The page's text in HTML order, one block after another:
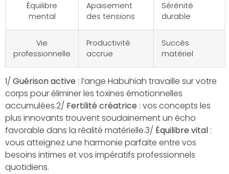
Équilibre
mental
Apaisement
des tensions
Sérénité
durable
Vie
professionnelle
Productivité
accrue
Succès
matériel
1/ Guérison active : l’ange Habuhiah travaille sur votre
corps pour éliminer les toxines émotionnelles
accumulées.2/ Fertilité créatrice : vos concepts les
plus innovants trouvent soudainement un écho
favorable dans la réalité matérielle.3/ Équilibre vital :
vous atteignez une harmonie parfaite entre vos
besoins intimes et vos impératifs professionnels
quotidiens.